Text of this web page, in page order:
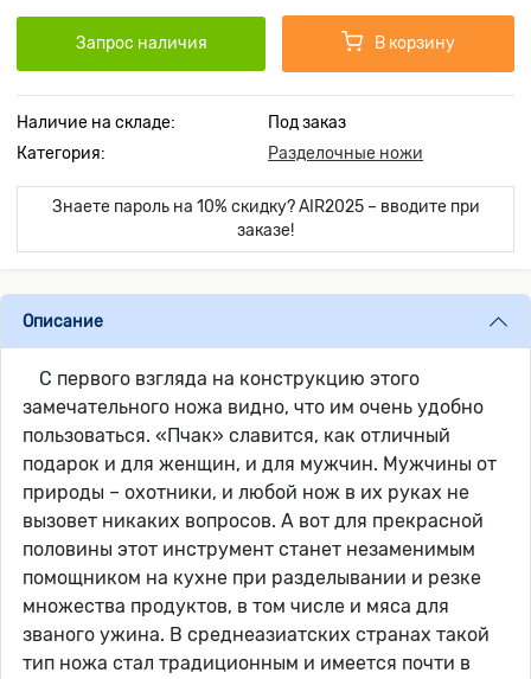
Запрос наличия В корзину
Наличие на складе:
Под заказ
Категория:
Разделочные ножи
Знаете пароль на 10% скидку? AIR2025 – вводите при
заказе!
Описание
С первого взгляда на конструкцию этого
замечательного ножа видно, что им очень удобно
пользоваться. «Пчак» славится, как отличный
подарок и для женщин, и для мужчин. Мужчины от
природы – охотники, и любой нож в их руках не
вызовет никаких вопросов. А вот для прекрасной
половины этот инструмент станет незаменимым
помощником на кухне при разделывании и резке
множества продуктов, в том числе и мяса для
званого ужина. В среднеазиатских странах такой
тип ножа стал традиционным и имеется почти в